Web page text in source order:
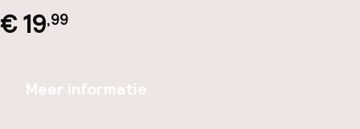
€ 19,99
Meer informatie